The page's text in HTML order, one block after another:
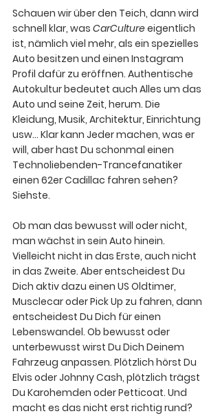
Schauen wir über den Teich, dann wird
schnell klar, was CarCulture eigentlich
ist, nämlich viel mehr, als ein spezielles
Auto besitzen und einen Instagram
Profil dafür zu eröffnen. Authentische
Autokultur bedeutet auch Alles um das
Auto und seine Zeit, herum. Die
Kleidung, Musik, Architektur, Einrichtung
usw... Klar kann Jeder machen, was er
will, aber hast Du schonmal einen
Technoliebenden-Trancefanatiker
einen 62er Cadillac fahren sehen?
Siehste.
Ob man das bewusst will oder nicht,
man wächst in sein Auto hinein.
Vielleicht nicht in das Erste, auch nicht
in das Zweite. Aber entscheidest Du
Dich aktiv dazu einen US Oldtimer,
Musclecar oder Pick Up zu fahren, dann
entscheidest Du Dich für einen
Lebenswandel. Ob bewusst oder
unterbewusst wirst Du Dich Deinem
Fahrzeug anpassen. Plötzlich hörst Du
Elvis oder Johnny Cash, plötzlich trägst
Du Karohemden oder Petticoat. Und
macht es das nicht erst richtig rund?